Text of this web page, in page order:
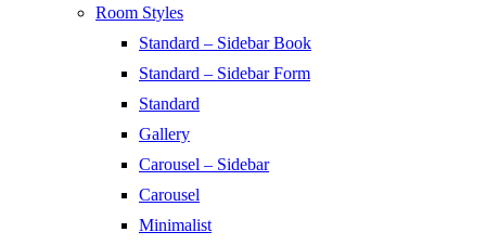
Room Styles
Standard – Sidebar Book
Standard – Sidebar Form
Standard
Gallery
Carousel – Sidebar
Carousel
Minimalist